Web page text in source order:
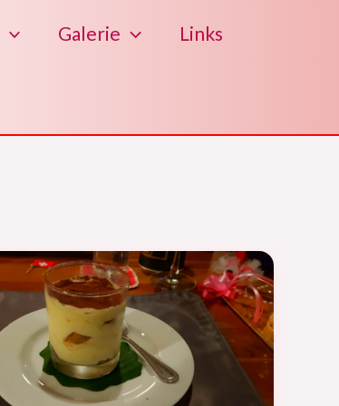
Galerie Links